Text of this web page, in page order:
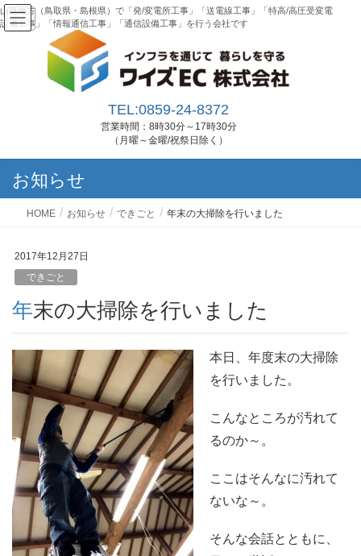
山陰地方（鳥取県・島根県）で「発/変電所工事」「送電線工事」「特高/高圧受変電
設備工事」「情報通信工事」「通信設備工事」を行う会社です
TEL:0859-24-8372
営業時間：8時30分～17時30分
（月曜～金曜/祝祭日除く）
お知らせ
HOME お知らせ できごと 年末の大掃除を行いました
2017年12月27日
できごと
年末の大掃除を行いました
本日、年度末の大掃除
を行いました。
こんなところが汚れて
るのか～。
ここはそんなに汚れて
ないな～。
そんな会話とともに、